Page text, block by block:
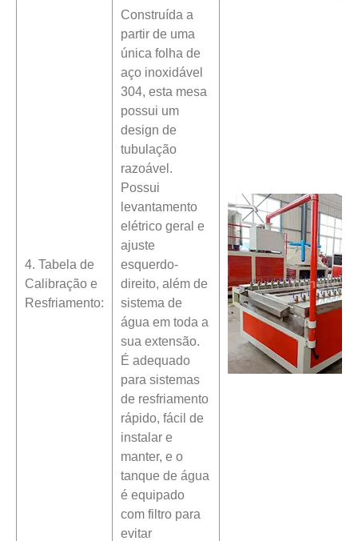
4. Tabela de
Calibração e
Resfriamento:
Construída a
partir de uma
única folha de
aço inoxidável
304, esta mesa
possui um
design de
tubulação
razoável.
Possui
levantamento
elétrico geral e
ajuste
esquerdo-
direito, além de
sistema de
água em toda a
sua extensão.
É adequado
para sistemas
de resfriamento
rápido, fácil de
instalar e
manter, e o
tanque de água
é equipado
com filtro para
evitar